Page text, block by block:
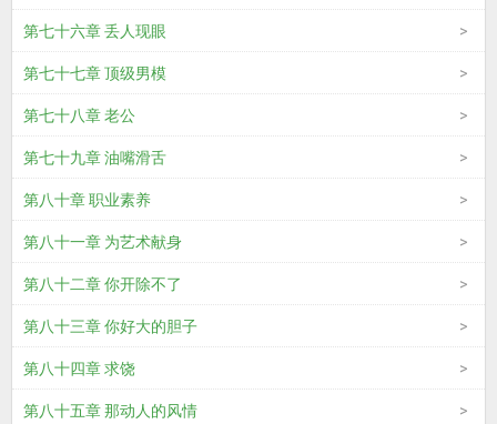
第七十六章 丢人现眼
第七十七章 顶级男模
第七十八章 老公
第七十九章 油嘴滑舌
第八十章 职业素养
第八十一章 为艺术献身
第八十二章 你开除不了
第八十三章 你好大的胆子
第八十四章 求饶
第八十五章 那动人的风情